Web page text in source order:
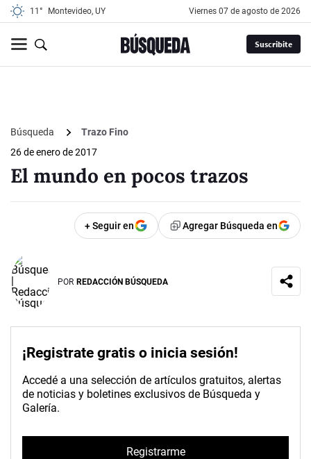
11° Montevideo, UY viernes 07 de agosto de 2026
Suscribite
Búsqueda
Trazo Fino
26 de enero de 2017
El mundo en pocos trazos
+ Seguir en Agregar Búsqueda en
POR REDACCIÓN BÚSQUEDA
¡Registrate gratis o inicia sesión!
Accedé a una selección de artículos gratuitos, alertas
de noticias y boletines exclusivos de Búsqueda y
Galería.
Registrarme